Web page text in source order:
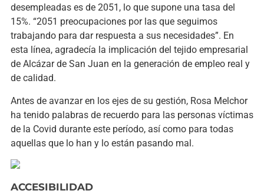
desempleadas es de 2051, lo que supone una tasa del
15%. “2051 preocupaciones por las que seguimos
trabajando para dar respuesta a sus necesidades”. En
esta línea, agradecía la implicación del tejido empresarial
de Alcázar de San Juan en la generación de empleo real y
de calidad.
Antes de avanzar en los ejes de su gestión, Rosa Melchor
ha tenido palabras de recuerdo para las personas víctimas
de la Covid durante este período, así como para todas
aquellas que lo han y lo están pasando mal.
ACCESIBILIDAD